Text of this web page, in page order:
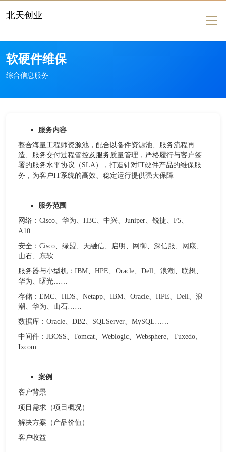
北天创业
软硬件维保
综合信息服务
服务内容
整合海量工程师资源池，配合以备件资源池、服务流程再
造、服务交付过程管控及服务质量管理，严格履行与客户签
署的服务水平协议（SLA），打造针对IT硬件产品的维保服
务，为客户IT系统的高效、稳定运行提供强大保障
服务范围
网络：Cisco、华为、H3C、中兴、Juniper、锐捷、F5、
A10……
安全：Cisco、绿盟、天融信、启明、网御、深信服、网康、
山石、东软……
服务器与小型机：IBM、HPE、Oracle、Dell、浪潮、联想、
华为、曙光……
存储：EMC、HDS、Netapp、IBM、Oracle、HPE、Dell、浪
潮、华为、山石……
数据库：Oracle、DB2、SQLServer、MySQL……
中间件：JBOSS、Tomcat、Weblogic、Websphere、Tuxedo、
Ixcom……
案例
客户背景
项目需求（项目概况）
解决方案（产品价值）
客户收益